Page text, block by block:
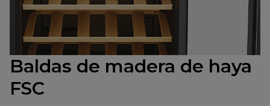
Baldas de madera de haya
FSC